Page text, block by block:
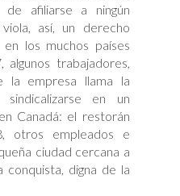
afiliarse a ningún
así, un derecho
en los muchos países
trabajadores,
la empresa llama la
sindicalizarse en un
Canadá: el restorán
otros empleados e
ciudad cercana a
conquista, digna de la